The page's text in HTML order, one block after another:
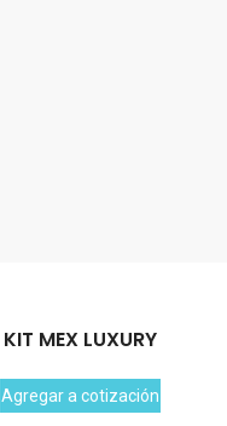
KIT MEX LUXURY
Agregar a cotización